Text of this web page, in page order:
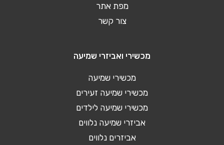
מפת אתר
צור קשר
מכשירי ואביזרי שמיעה
מכשירי שמיעה
מכשירי שמיעה זעירים
מכשירי שמיעה לילדים
אביזרי שמיעה נלווים
אביזרים נלווים